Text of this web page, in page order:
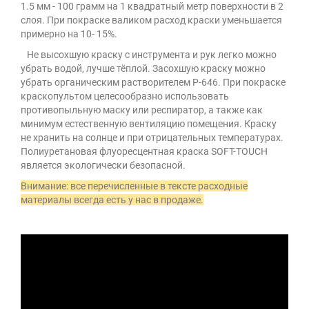
1.5 мм - 100 грамм на 1 квадратный метр поверхности в 2
слоя. При покраске валиком расход краски уменьшается
примерно на 10- 15%.
Не высохшую краску с инструмента и рук легко можно
убрать водой, лучше тёплой. Засохшую краску можно
убрать органическим растворителем Р-646. При покраске
краскопультом целесообразно использовать
противопыльную маску или респиратор, а также как
минимум естественную вентиляцию помещения. Краску
не хранить на солнце и при отрицательных температурах.
Полиуретановая флуоресцентная краска SOFT-ТOUCH
является экологически безопасной.
Внимание: все перечисленные в тексте расходные
материалы всегда есть у нас в продаже.